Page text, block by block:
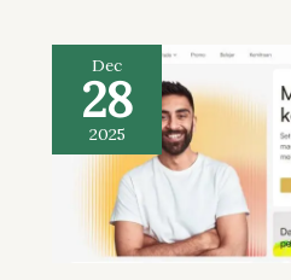
Dec
28
2025